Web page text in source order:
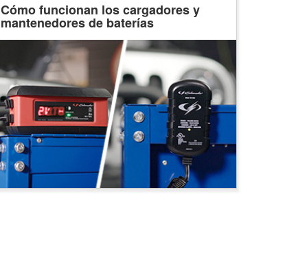
Cómo funcionan los cargadores y
mantenedores de baterías